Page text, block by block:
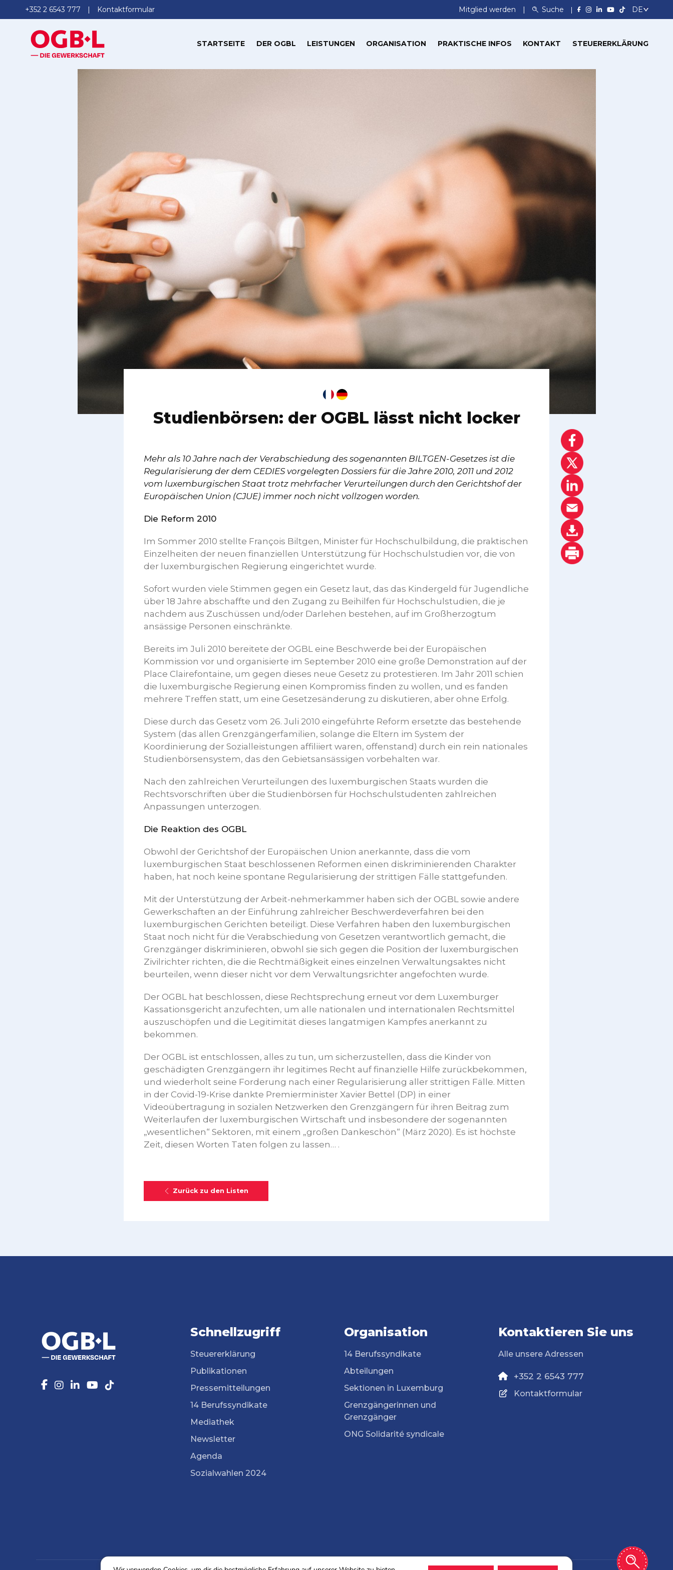
+352 2 6543 777 Kontaktformular Mitglied werden Suche
STARTSEITE DER OGBL LEISTUNGEN ORGANISATION PRAKTISCHE INFOS KONTAKT STEUERERKLÄRUNG
Studienbörsen: der OGBL lässt nicht locker
Mehr als 10 Jahre nach der Verabschiedung des sogenannten BILTGEN­-Gesetzes ist die
Regularisierung der dem CEDIES vorgelegten Dossiers für die Jahre 2010, 2011 und 2012
vom luxemburgischen Staat trotz mehrfacher Verurteilungen durch den Gerichtshof der
Europäischen Union (CJUE) immer noch nicht vollzogen worden.
Die Reform 2010
Im Sommer 2010 stellte François Biltgen, Minister für Hochschulbildung, die praktischen
Einzelheiten der neuen finanziellen Unterstützung für Hochschulstudien vor, die von
der luxemburgischen Regierung eingerichtet wurde.
Sofort wurden viele Stimmen gegen ein Gesetz laut, das das Kindergeld für Jugendliche
über 18 Jahre abschaffte und den Zugang zu Beihilfen für Hochschulstudien, die je
nachdem aus Zuschüssen und/oder Darlehen bestehen, auf im Großherzogtum
ansässige Personen einschränkte.
Bereits im Juli 2010 bereitete der OGBL eine Beschwerde bei der Europäischen
Kommission vor und organisierte im September 2010 eine große Demonstration auf der
Place Clairefontaine, um gegen dieses neue Gesetz zu protestieren. Im Jahr 2011 schien
die luxemburgische Regierung einen Kompromiss finden zu wollen, und es fanden
mehrere Treffen statt, um eine Gesetzesänderung zu diskutieren, aber ohne Erfolg.
Diese durch das Gesetz vom 26. Juli 2010 eingeführte Reform ersetzte das bestehende
System (das allen Grenzgängerfamilien, solange die Eltern im System der
Koordinierung der Sozialleistungen affiliiert waren, offenstand) durch ein rein nationales
Studienbörsensystem, das den Gebietsansässigen vorbehalten war.
Nach den zahlreichen Verurteilungen des luxemburgischen Staats wurden die
Rechtsvorschriften über die Studienbörsen für Hochschulstudenten zah­lreichen
Anpassungen unterzogen.
Die Reaktion des OGBL
Obwohl der Gerichtshof der Europäischen Union anerkannte, dass die vom
luxemburgischen Staat beschlossenen Reformen einen diskriminierenden Charakter
haben, hat noch keine spontane Regularisierung der strittigen Fälle stattgefunden.
Mit der Unterstützung der Arbeit-­nehmerkammer haben sich der OGBL sowie andere
Gewerkschaften an der Einführung zahlreicher Beschwerdeverfahren bei den
luxemburgischen Gerichten beteiligt. Diese Verfahren haben den luxemburgischen
Staat noch nicht für die Verabschiedung von Gesetzen verantwortlich gemacht, die
Grenzgänger diskriminieren, obwohl sie sich gegen die Position der luxemburgischen
Zivilrichter richten, die die Rechtmäßigkeit eines einzelnen Verwaltungsaktes nicht
beurteilen, wenn dieser nicht vor dem Verwaltungsrichter angefochten wurde.
Der OGBL hat beschlossen, diese Rechtsprechung erneut vor dem Luxemburger
Kassationsgericht anzufechten, um alle nationalen und internationalen Rechtsmittel
auszuschöpfen und die Legitimität dieses langatmigen Kampfes anerkannt zu
bekommen.
Der OGBL ist entschlossen, alles zu tun, um sicherzustellen, dass die Kinder von
geschädigten Grenzgängern ihr legitimes Recht auf finanzielle Hilfe zurückbekommen,
und wiederholt seine Forderung nach einer Regularisierung aller strittigen Fälle. Mitten
in der Covid-19-Krise dankte Premierminister Xavier Bettel (DP) in einer
Videoübertragung in sozialen Netzwerken den Grenzgängern für ihren Beitrag zum
Weiterlaufen der luxemburgischen Wirtschaft und insbesondere der sogenannten
„wesentlichen“ Sektoren, mit einem „großen Dankeschön“ (März 2020). Es ist höchste
Zeit, diesen Worten Taten folgen zu lassen… .
Zurück zu den Listen
Schnellzugriff
Steuererklärung
Publikationen
Pressemitteilungen
14 Berufssyndikate
Mediathek
Newsletter
Agenda
Sozialwahlen 2024
Organisation
14 Berufssyndikate
Abteilungen
Sektionen in Luxemburg
Grenzgängerinnen und
Grenzgänger
ONG Solidarité syndicale
Kontaktieren Sie uns
Alle unsere Adressen
+352 2 6543 777
Kontaktformular